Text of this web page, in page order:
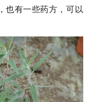
也有一些药方，可以